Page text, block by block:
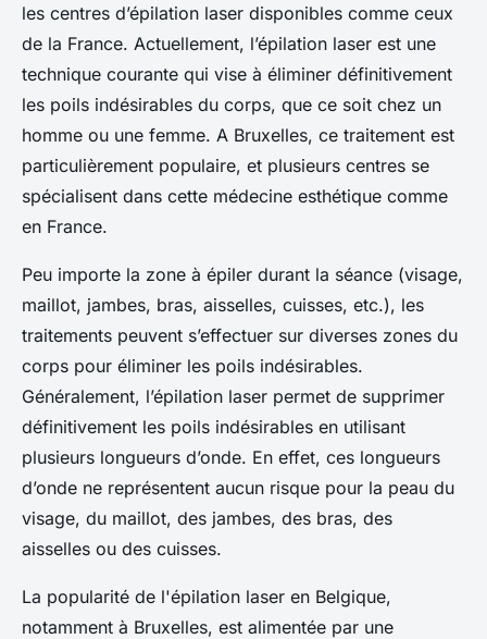
les centres d’épilation laser disponibles comme ceux
de la France. Actuellement, l’épilation laser est une
technique courante qui vise à éliminer définitivement
les poils indésirables du corps, que ce soit chez un
homme ou une femme. A Bruxelles, ce traitement est
particulièrement populaire, et plusieurs centres se
spécialisent dans cette médecine esthétique comme
en France.
Peu importe la zone à épiler durant la séance (visage,
maillot, jambes, bras, aisselles, cuisses, etc.), les
traitements peuvent s’effectuer sur diverses zones du
corps pour éliminer les poils indésirables.
Généralement, l’épilation laser permet de supprimer
définitivement les poils indésirables en utilisant
plusieurs longueurs d’onde. En effet, ces longueurs
d’onde ne représentent aucun risque pour la peau du
visage, du maillot, des jambes, des bras, des
aisselles ou des cuisses.
La popularité de l'épilation laser en Belgique,
notamment à Bruxelles, est alimentée par une